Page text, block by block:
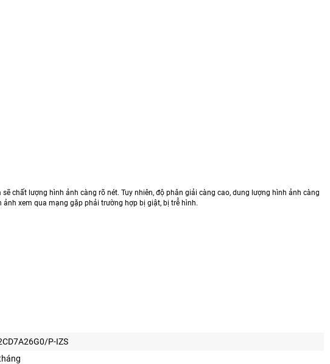
chất lượng hình ảnh càng rõ nét. Tuy nhiên, độ phân giải càng cao, dung lượng hình ảnh càng
xem qua mạng gặp phải trường hợp bị giật, bị trễ hình.
P-IZS